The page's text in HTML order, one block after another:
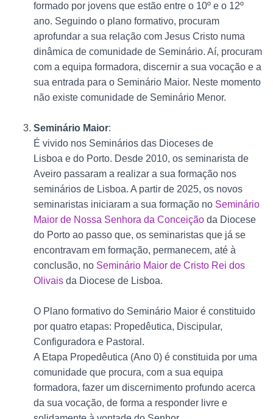
formado por jovens que estão entre o 10º e o 12º
ano. Seguindo o plano formativo, procuram
aprofundar a sua relação com Jesus Cristo numa
dinâmica de comunidade de Seminário. Aí, procuram
com a equipa formadora, discernir a sua vocação e a
sua entrada para o Seminário Maior. Neste momento
não existe comunidade de Seminário Menor.
Seminário Maior:
É vivido nos Seminários das Dioceses de
Lisboa e do Porto. Desde 2010, os seminarista de
Aveiro passaram a realizar a sua formação nos
seminários de Lisboa. A partir de 2025, os novos
seminaristas iniciaram a sua formação no Seminário
Maior de Nossa Senhora da Conceição da Diocese
do Porto ao passo que, os seminaristas que já se
encontravam em formação, permanecem, até à
conclusão, no Seminário Maior de Cristo Rei dos
Olivais da Diocese de Lisboa.
O Plano formativo do Seminário Maior é constituido
por quatro etapas: Propedêutica, Discipular,
Configuradora e Pastoral.
A Etapa Propedêutica (Ano 0) é constituida por uma
comunidade que procura, com a sua equipa
formadora, fazer um discernimento profundo acerca
da sua vocação, de forma a responder livre e